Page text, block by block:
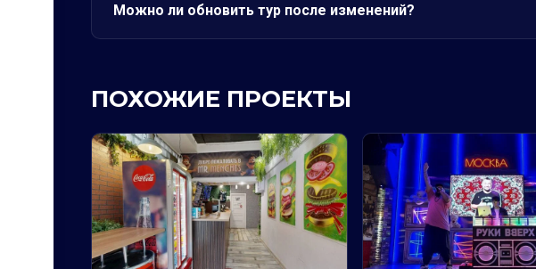
Можно ли обновить тур после изменений?
ПОХОЖИЕ ПРОЕКТЫ